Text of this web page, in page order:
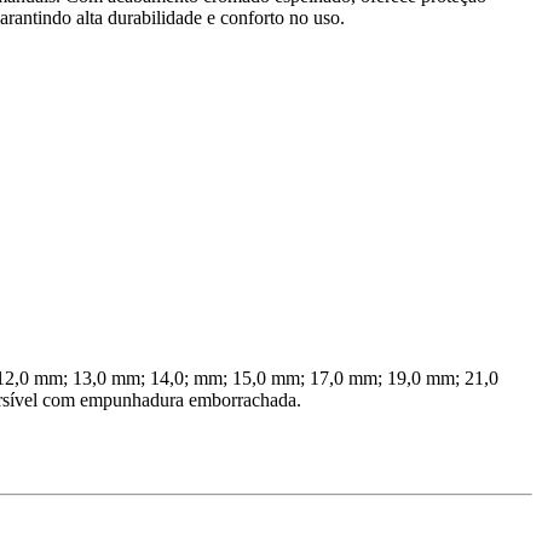
alta durabilidade e conforto no uso.
mm; 13,0 mm; 14,0; mm; 15,0 mm; 17,0 mm; 19,0 mm; 21,0
com empunhadura emborrachada.